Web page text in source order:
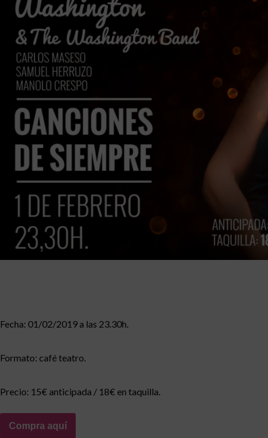
Fecha: 01/02/2019 a las 23.30h.
Formato: café teatro.
Precio: 15€ anticipada / 18€ en taquilla.
Compra aquí